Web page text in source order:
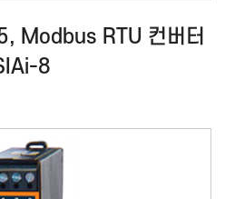
Modbus RTU 컨버터
8